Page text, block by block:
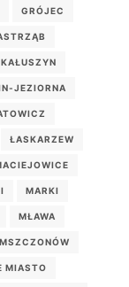
GRÓJEC
KAŁUSZYN
JEZIORNA
ŁASKARZEW
MARKI
MŁAWA
MSZCZONÓW
MIASTO